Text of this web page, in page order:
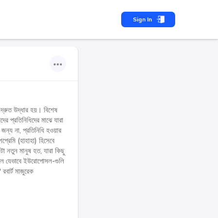
Sign In
দ্রুত উদ্ধার হয়। বিশেষ
মাঝে যারা
না, প্রতিনিধি হওয়ার
(হাহাহা) হিসেবে
নতুন মানুষ হত, যারা কিছু
যেভাবে ইউরোপোসল-গুলি
মাজুরেক